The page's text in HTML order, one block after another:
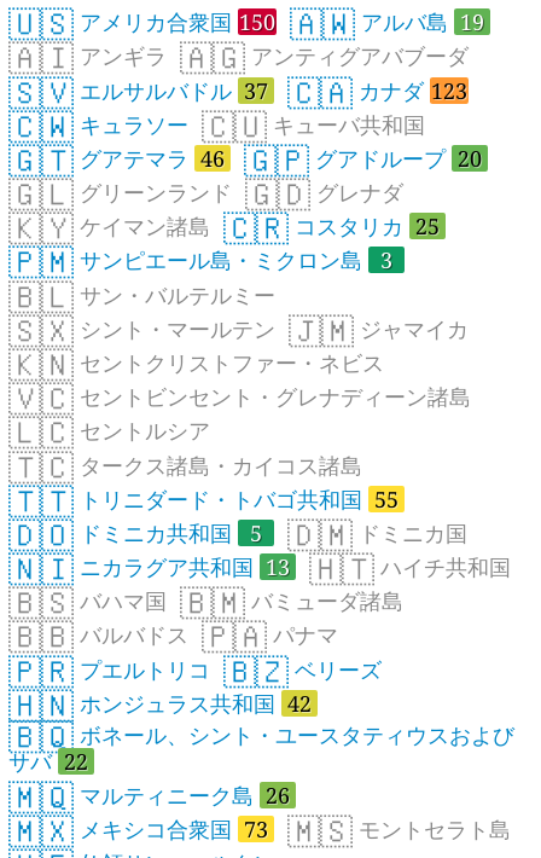
🇺🇸 アメリカ合衆国 150 🇦🇼 アルバ島 19
🇦🇮 アンギラ 🇦🇬 アンティグアバブーダ
🇸🇻 エルサルバドル 37 🇨🇦 カナダ 123
🇨🇼 キュラソー 🇨🇺 キューバ共和国
🇬🇹 グアテマラ 46 🇬🇵 グアドループ 20
🇬🇱 グリーンランド 🇬🇩 グレナダ
🇰🇾 ケイマン諸島 🇨🇷 コスタリカ 25
🇵🇲 サンピエール島・ミクロン島 3
🇧🇱 サン・バルテルミー
🇸🇽 シント・マールテン 🇯🇲 ジャマイカ
🇰🇳 セントクリストファー・ネビス
🇻🇨 セントビンセント・グレナディーン諸島
🇱🇨 セントルシア
🇹🇨 タークス諸島・カイコス諸島
🇹🇹 トリニダード・トバゴ共和国 55
🇩🇴 ドミニカ共和国 5 🇩🇲 ドミニカ国
🇳🇮 ニカラグア共和国 13 🇭🇹 ハイチ共和国
🇧🇸 バハマ国 🇧🇲 バミューダ諸島
🇧🇧 バルバドス 🇵🇦 パナマ
🇵🇷 プエルトリコ 🇧🇿 ベリーズ
🇭🇳 ホンジュラス共和国 42
🇧🇶ボネール、シント・ユースタティウスおよび
サバ 22
🇲🇶 マルティニーク島 26
🇲🇽 メキシコ合衆国 73 🇲🇸 モントセラト島